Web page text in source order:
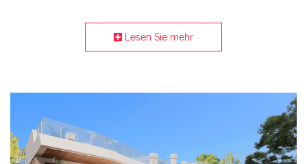
Lesen Sie mehr